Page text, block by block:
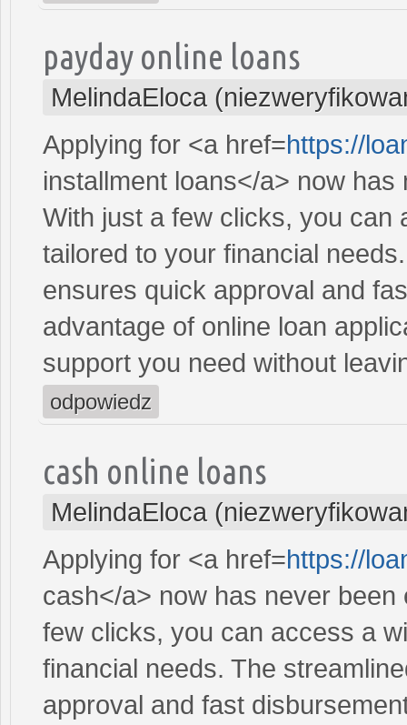
payday online loans
MelindaEloca
Applying for <a href=https://
installment loans</a> now
With just a few clicks, you can
tailored to your financial
ensures quick approval and
advantage of online loan
support you need without
odpowiedz
cash online loans
MelindaEloca
Applying for <a href=https://
cash</a> now has never
few clicks, you can access a
financial needs. The
approval and fast